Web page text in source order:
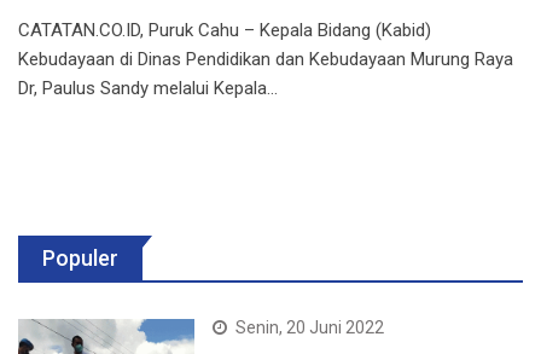
CATATAN.CO.ID, Puruk Cahu – Kepala Bidang (Kabid)
Kebudayaan di Dinas Pendidikan dan Kebudayaan Murung Raya
Dr, Paulus Sandy melalui Kepala…
Populer
Senin, 20 Juni 2022